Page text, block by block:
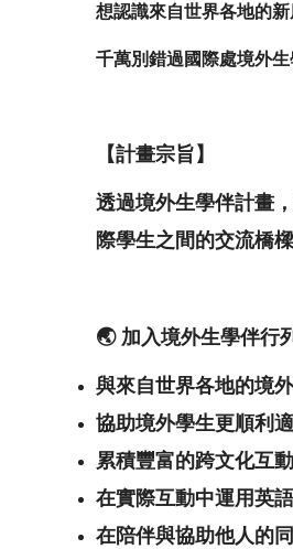
想認識來自世界各地的
千萬別錯過國際處境外生
【計畫宗旨】
透過境外生學伴計畫
際學生之間的交流橋
🌏 加入境外生學伴行
與來自世界各地的境
協助境外學生更順利
累積豐富的跨文化互
在實際互動中運用英
在陪伴與協助他人的